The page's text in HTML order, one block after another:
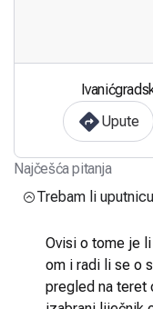
Upute
Najčešća pitanja
Trebam li
Ovisi o tome je
om i radi li se o
pregled na teret